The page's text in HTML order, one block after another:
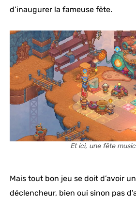
d’inaugurer la fameuse fête.
Et ici, une fête
Mais tout bon jeu se doit d’avoir
déclencheur, bien oui sinon pas